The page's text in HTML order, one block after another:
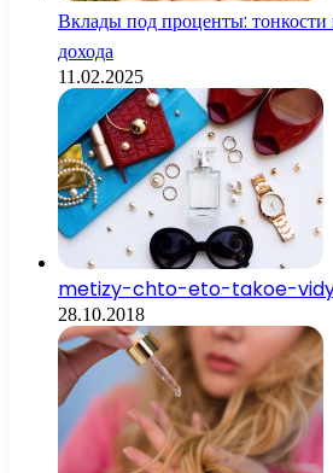
Вклады под проценты:
дохода
11.02.2025
metizy-chto-eto-takoe-
28.10.2018